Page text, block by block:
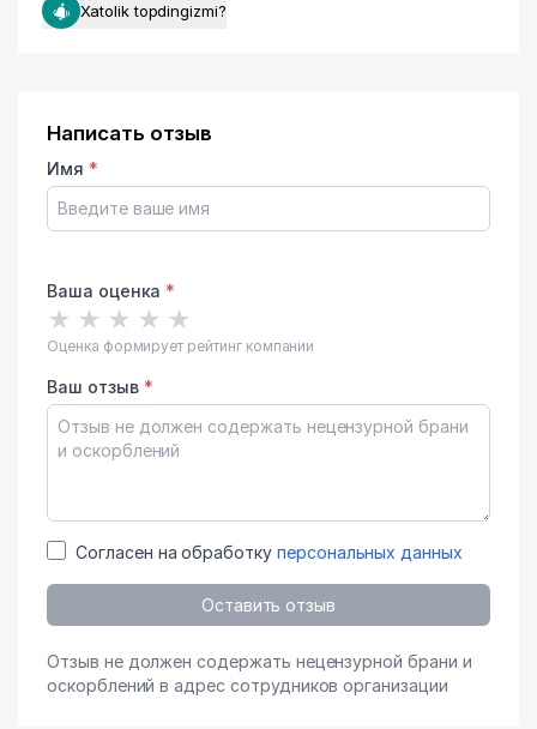
Xatolik topdingizmi?
Написать отзыв
Имя *
Ваша оценка *
★ ★ ★ ★ ★
Оценка формирует рейтинг компании
Ваш отзыв *
Согласен на обработку персональных данных
Оставить отзыв
Отзыв не должен содержать нецензурной брани и
оскорблений в адрес сотрудников организации